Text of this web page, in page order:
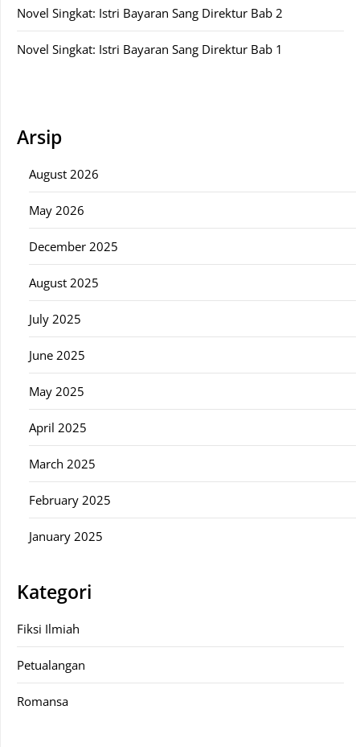
Novel Singkat: Istri Bayaran Sang Direktur Bab 2
Novel Singkat: Istri Bayaran Sang Direktur Bab 1
Arsip
August 2026
May 2026
December 2025
August 2025
July 2025
June 2025
May 2025
April 2025
March 2025
February 2025
January 2025
Kategori
Fiksi Ilmiah
Petualangan
Romansa